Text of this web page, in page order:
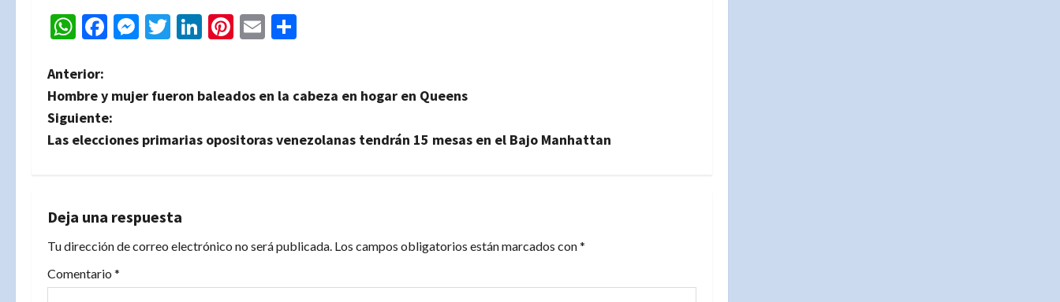
WhatsApp
Facebook
Messenger
Twitter
LinkedIn
Pinterest
Email
N
a
v
g
a
c
Anterior:
Hombre y mujer fueron baleados en la cabeza en hogar en Queens
Siguiente:
Las elecciones primarias opositoras venezolanas tendrán 15 mesas en el Bajo Manhattan
Deja una respuesta
Tu dirección de correo electrónico no será publicada. Los campos obligatorios están marcados con*
Comentario *